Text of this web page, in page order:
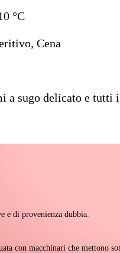
°C
Cena
a sugo delicato e tutti i
e di provenienza dubbia.
con macchinari che mettono